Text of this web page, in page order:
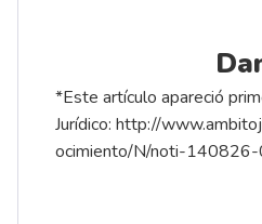
*Este artículo apareció
Jurídico: http://
ocimiento/N/noti-140826-